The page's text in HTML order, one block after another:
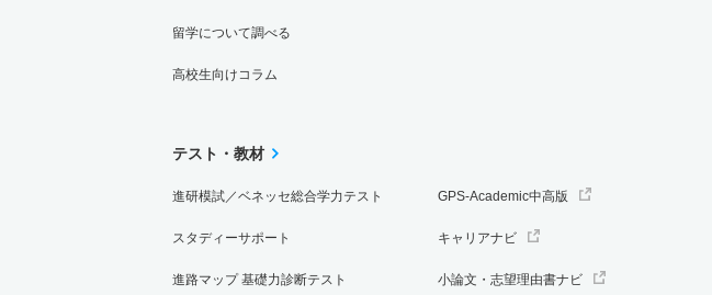
留学について調べる
高校生向けコラム
テスト・教材
進研模試／ベネッセ総合学力テスト
スタディーサポート
進路マップ 基礎力診断テスト
GPS-Academic中高版
キャリアナビ
小論文・志望理由書ナビ